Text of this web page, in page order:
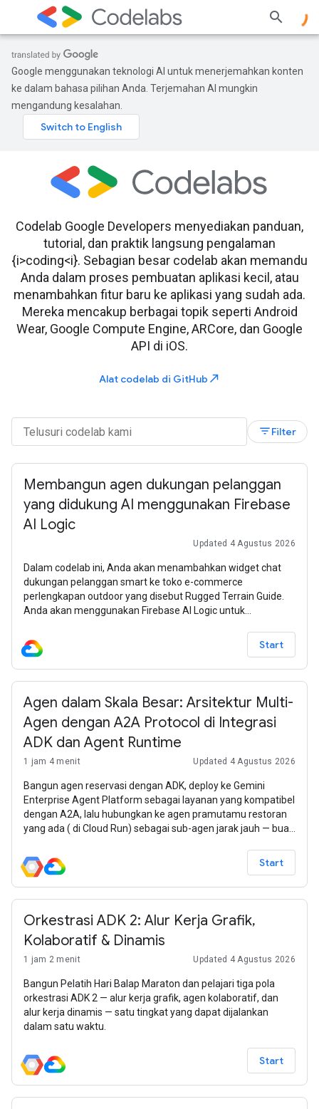
Google menggunakan teknologi AI untuk menerjemahkan konten
ke dalam bahasa pilihan Anda. Terjemahan AI mungkin
mengandung kesalahan.
Codelab Google Developers menyediakan panduan,
tutorial, dan praktik langsung pengalaman
{i>coding<i}. Sebagian besar codelab akan memandu
Anda dalam proses pembuatan aplikasi kecil, atau
menambahkan fitur baru ke aplikasi yang sudah ada.
Mereka mencakup berbagai topik seperti Android
Wear, Google Compute Engine, ARCore, dan Google
API di iOS.
Alat codelab di GitHub north_east
filter_listFilter
Membangun agen dukungan pelanggan
yang didukung AI menggunakan Firebase
AI Logic
Updated 4 Agustus 2026
Dalam codelab ini, Anda akan menambahkan widget chat
dukungan pelanggan smart ke toko e-commerce
perlengkapan outdoor yang disebut Rugged Terrain Guide.
Anda akan menggunakan Firebase AI Logic untuk
Start
Agen dalam Skala Besar: Arsitektur Multi-
Agen dengan A2A Protocol di Integrasi
ADK dan Agent Runtime
1 jam 4 menit Updated 4 Agustus 2026
Bangun agen reservasi dengan ADK, deploy ke Gemini
Enterprise Agent Platform sebagai layanan yang kompatibel
dengan A2A, lalu hubungkan ke agen pramutamu restoran
yang ada ( di Cloud Run) sebagai sub-agen jarak jauh — buat
ditangani oleh agen terpisah yang di-deploy secara
independen.
Start
Orkestrasi ADK 2: Alur Kerja Grafik,
Kolaboratif & Dinamis
1 jam 2 menit Updated 4 Agustus 2026
Bangun Pelatih Hari Balap Maraton dan pelajari tiga pola
orkestrasi ADK 2 — alur kerja grafik, agen kolaboratif, dan
alur kerja dinamis — satu tingkat yang dapat dijalankan
dalam satu waktu.
Start